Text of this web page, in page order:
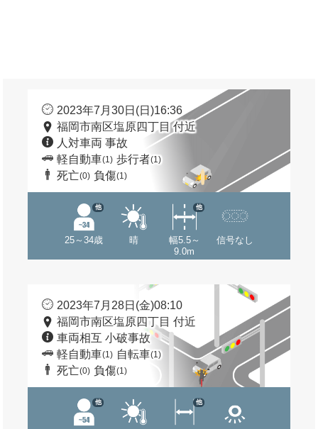
2023年7月30日(日)16:36
福岡市南区塩原四丁目 付近
人対車両 事故
軽自動車(1) 歩行者(1)
死亡(0) 負傷(1)
25～34歳
他
晴
幅5.5～
9.0m
他
信号なし
2023年7月28日(金)08:10
福岡市南区塩原四丁目 付近
車両相互 小破事故
軽自動車(1) 自転車(1)
死亡(0) 負傷(1)
他 他